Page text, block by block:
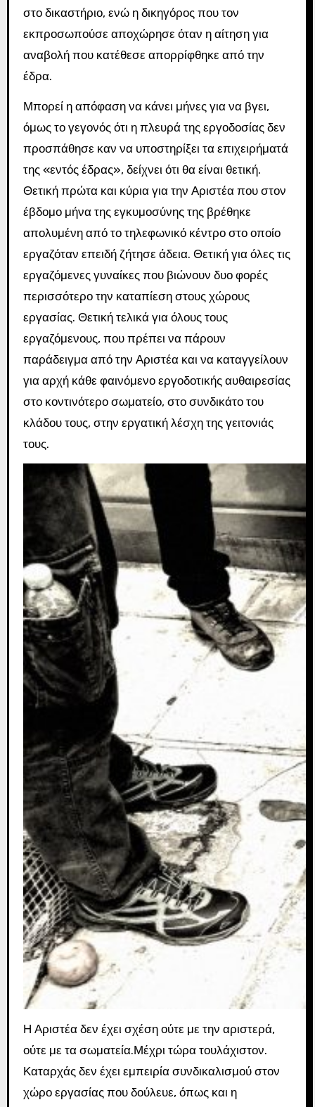
στο δικαστήριο, ενώ η δικηγόρος που τον
εκπροσωπούσε αποχώρησε όταν η αίτηση για
αναβολή που κατέθεσε απορρίφθηκε από την
έδρα.
Μπορεί η απόφαση να κάνει μήνες για να βγει,
όμως το γεγονός ότι η πλευρά της εργοδοσίας δεν
προσπάθησε καν να υποστηρίξει τα επιχειρήματά
της «εντός έδρας», δείχνει ότι θα είναι θετική.
Θετική πρώτα και κύρια για την Αριστέα που στον
έβδομο μήνα της εγκυμοσύνης της βρέθηκε
απολυμένη από το τηλεφωνικό κέντρο στο οποίο
εργαζόταν επειδή ζήτησε άδεια. Θετική για όλες τις
εργαζόμενες γυναίκες που βιώνουν δυο φορές
περισσότερο την καταπίεση στους χώρους
εργασίας. Θετική τελικά για όλους τους
εργαζόμενους, που πρέπει να πάρουν
παράδειγμα από την Αριστέα και να καταγγείλουν
για αρχή κάθε φαινόμενο εργοδοτικής αυθαιρεσίας
στο κοντινότερο σωματείο, στο συνδικάτο του
κλάδου τους, στην εργατική λέσχη της γειτονιάς
τους.
Η Αριστέα δεν έχει σχέση ούτε με την αριστερά,
ούτε με τα σωματεία.Μέχρι τώρα τουλάχιστον.
Καταρχάς δεν έχει εμπειρία συνδικαλισμού στον
χώρο εργασίας που δούλευε, όπως και η